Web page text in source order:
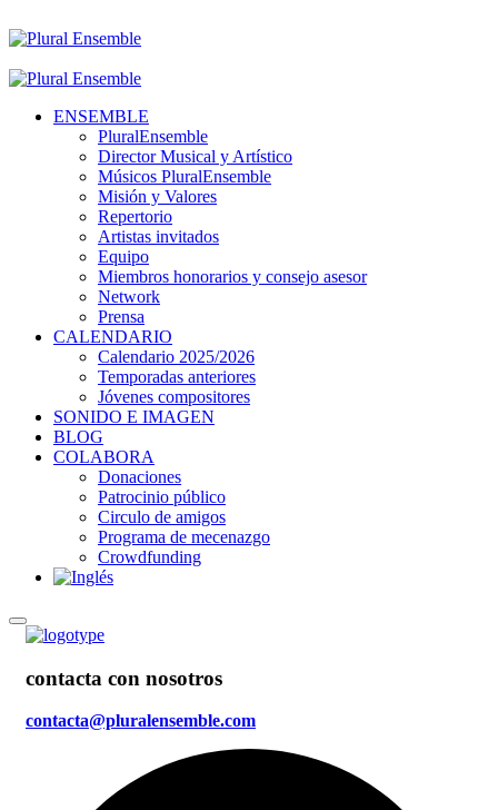
ENSEMBLE
PluralEnsemble
Director Musical y Artístico
Músicos PluralEnsemble
Misión y Valores
Repertorio
Artistas invitados
Equipo
Miembros honorarios y consejo asesor
Network
Prensa
CALENDARIO
Calendario 2025/2026
Temporadas anteriores
Jóvenes compositores
SONIDO E IMAGEN
BLOG
COLABORA
Donaciones
Patrocinio público
Circulo de amigos
Programa de mecenazgo
Crowdfunding
contacta con nosotros
contacta@pluralensemble.com